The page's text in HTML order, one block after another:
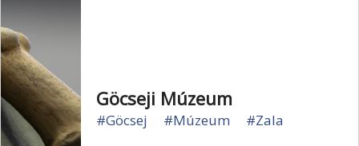
Göcseji Múzeum
#Göcsej #Múzeum #Zala